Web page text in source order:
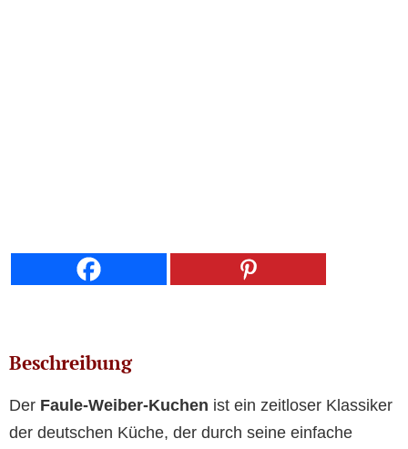
Beschreibung
Der Faule-Weiber-Kuchen ist ein zeitloser Klassiker
der deutschen Küche, der durch seine einfache